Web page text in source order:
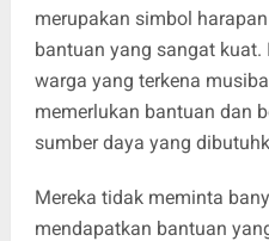
merupakan simbol
bantuan yang sangat
warga yang terkena
memerlukan bantuan dan
sumber daya yang
Mereka tidak meminta
mendapatkan bantuan